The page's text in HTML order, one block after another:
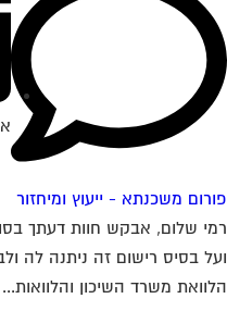
משכנתא - ייעוץ ומיחזור
שלום, אבקש חוות דעתך
בסיס רישום זה ניתנה לה
משרד השיכון והלוואות...